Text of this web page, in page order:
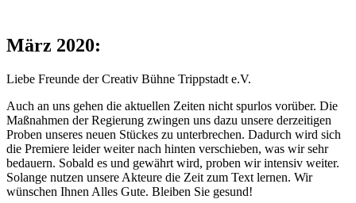
März 2020:
Liebe Freunde der Creativ Bühne Trippstadt e.V.
Auch an uns gehen die aktuellen Zeiten nicht spurlos vorüber. Die
Maßnahmen der Regierung zwingen uns dazu unsere derzeitigen
Proben unseres neuen Stückes zu unterbrechen. Dadurch wird sich
die Premiere leider weiter nach hinten verschieben, was wir sehr
bedauern. Sobald es und gewährt wird, proben wir intensiv weiter.
Solange nutzen unsere Akteure die Zeit zum Text lernen. Wir
wünschen Ihnen Alles Gute. Bleiben Sie gesund!